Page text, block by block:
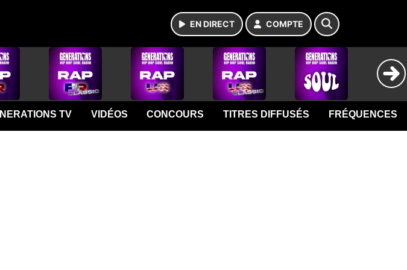
EN DIRECT COMPTE
TV VIDÉOS CONCOURS TITRES DIFFUSÉS FRÉQUENCES